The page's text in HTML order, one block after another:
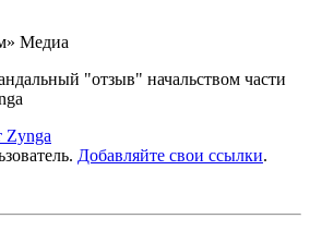
Медиа
"отзыв" начальством части
Zynga
Добавляйте свои ссылки.